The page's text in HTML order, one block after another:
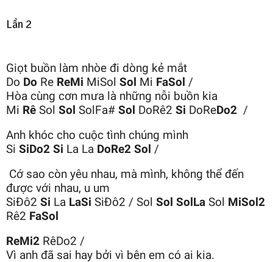
Lần 2
Giọt buồn làm nhòe đi dòng kẻ mắt
Do Do Re ReMi MiSol Sol Mi FaSol /
Hòa cùng cơn mưa là những nỗi buồn kia
Mi Rê Sol Sol SolFa# Sol DoRê2 Si DoReDo2 /
Anh khóc cho cuộc tình chúng mình
Si SiDo2 Si La La DoRe2 Sol /
Cớ sao còn yêu nhau, mà mình, không thể đến
được với nhau, u um
SiĐô2 Si La LaSi SiĐô2 / Sol Sol SolLa Sol MiSol2
Rê2 FaSol
ReMi2 RêDo2 /
Vì anh đã sai hay bởi vì bên em có ai kia.